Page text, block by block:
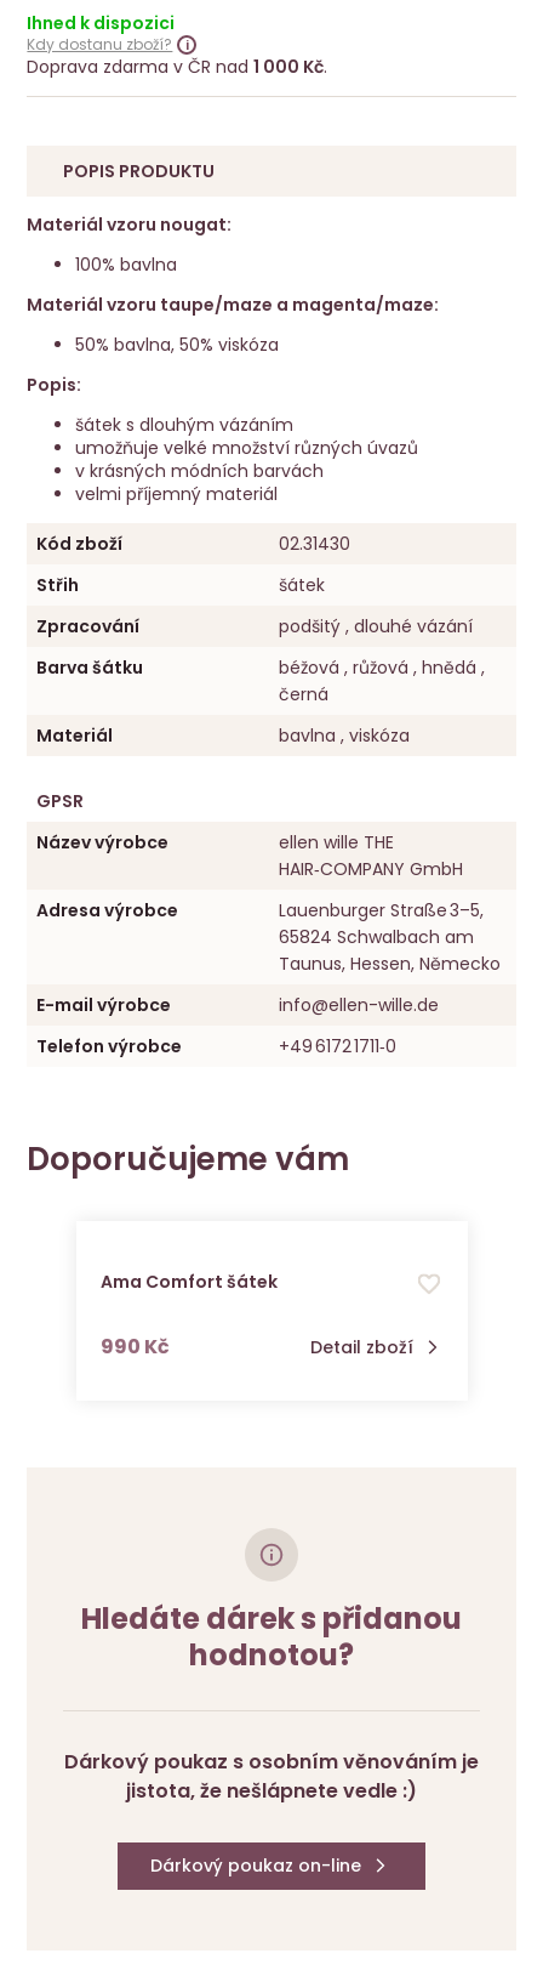
Ihned k dispozici
Kdy dostanu zboží?
Doprava zdarma v ČR nad1 000 Kč.
POPIS PRODUKTU
Materiál vzoru nougat:
100% bavlna
Materiál vzoru taupe/maze a magenta/maze:
50% bavlna, 50% viskóza
Popis:
šátek s dlouhým vázáním
umožňuje velké množství různých úvazů
v krásných módních barvách
velmi příjemný materiál
Kód zboží
02.31430
Střih
šátek
Zpracování
podšitý , dlouhé vázání
Barva šátku
béžová , růžová , hnědá ,
černá
Materiál
bavlna , viskóza
GPSR
Název výrobce
ellen wille THE
HAIR‑COMPANY GmbH
Adresa výrobce
Lauenburger Straße 3–5,
65824 Schwalbach am
Taunus, Hessen, Německo
E-mail výrobce
info@ellen-wille.de
Telefon výrobce
+49 6172 1711‑0
Doporučujeme vám
Ama Comfort šátek
990 Kčs DPH Detail zboží
Hledáte dárek s přidanou
hodnotou?
Dárkový poukaz s osobním věnováním je
jistota, že nešlápnete vedle :)
Dárkový poukaz on-line